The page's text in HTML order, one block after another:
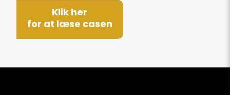
Klik her
for at læse casen